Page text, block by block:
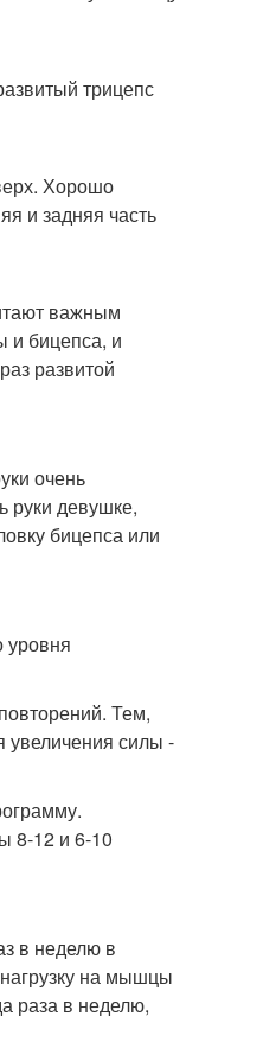
трицепс
Хорошо
и задняя часть
важным
и бицепса, и
развитой
очень
руки девушке,
бицепса или
уровня
Тем,
увеличения силы -
8-12 и 6-10
в неделю в
на мышцы
раза в неделю,